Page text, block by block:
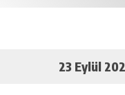
23 Eylül